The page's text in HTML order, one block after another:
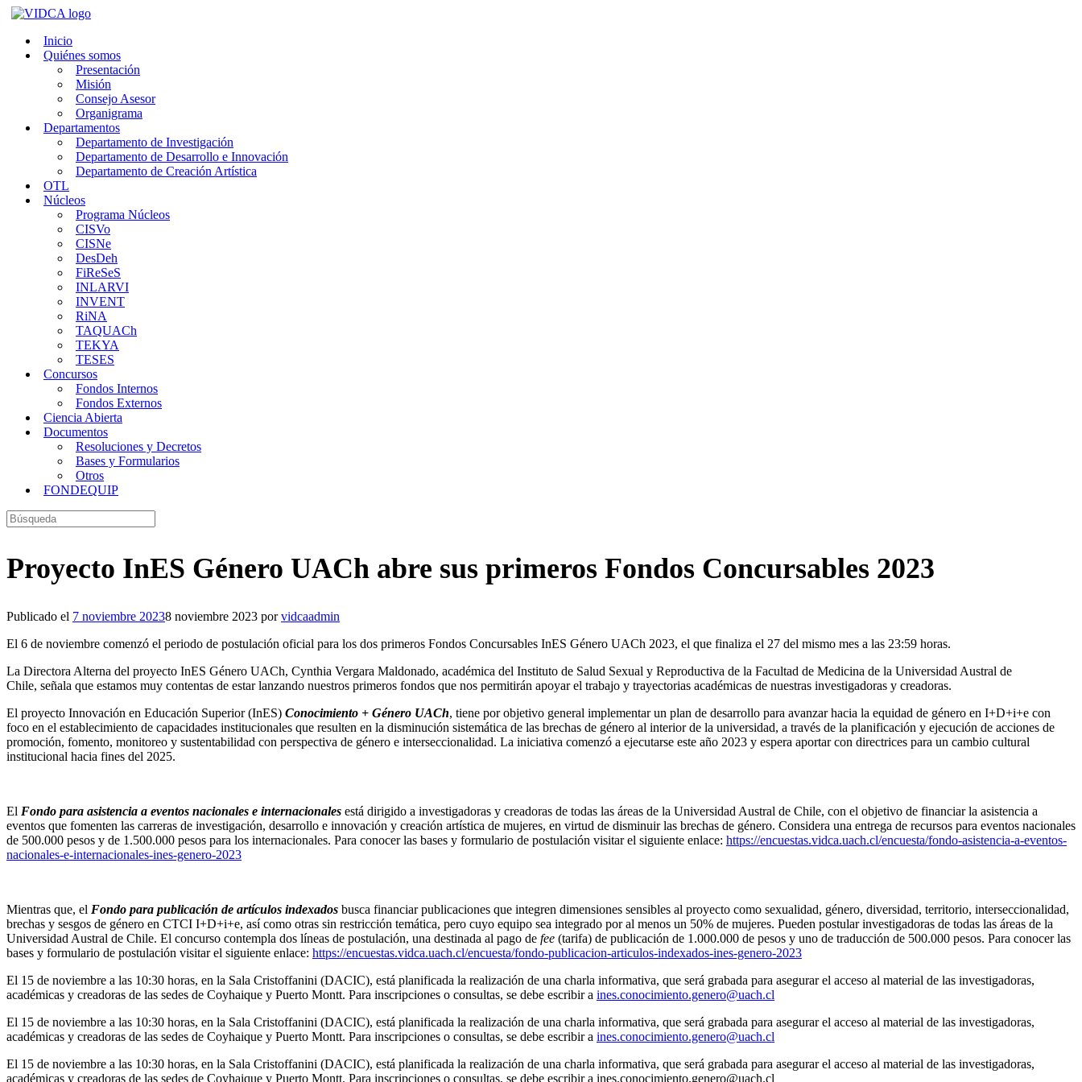
Saltar
contenidoInicio
Quiénes somos
Presentación
Misión
Consejo Asesor
Organigrama
Departamentos
Departamento de Investigación
Departamento de Desarrollo e Innovación
Departamento de Creación Artística
OTL
Núcleos
Programa Núcleos
CISVo
CISNe
DesDeh
FiReSeS
INLARVI
INVENT
RiNA
TAQUACh
TEKYA
TESES
Concursos
Fondos Internos
Fondos Externos
Ciencia Abierta
Documentos
Resoluciones y Decretos
Bases y Formularios
Otros
FONDEQUIP
Buscar:
Proyecto InES Género UACh abre sus primeros Fondos Concursables 2023
Publicado el 7 noviembre 20238 noviembre 2023 porvidcaadmin
El 6 de noviembre comenzó el periodo de postulación oficial para los dos primeros Fondos Concursables InES Género UACh 2023, el que finaliza el 27 del mismo mes a las 23:59 horas.
La Directora Alterna del proyecto InES Género UACh, Cynthia Vergara Maldonado, académica del Instituto de Salud Sexual y Reproductiva de la Facultad de Medicina de la Universidad Austral de
Chile, señala que estamos muy contentas de estar lanzando nuestros primeros fondos que nos permitirán apoyar el trabajo y trayectorias académicas de nuestras investigadoras y creadoras.
El proyecto Innovación en Educación Superior (InES) Conocimiento + Género UACh, tiene por objetivo general implementar un plan de desarrollo para avanzar hacia la equidad de género en I+D+i+e con
foco en el establecimiento de capacidades institucionales que resulten en la disminución sistemática de las brechas de género al interior de la universidad, a través de la planificación y ejecución de acciones de
promoción, fomento, monitoreo y sustentabilidad con perspectiva de género e interseccionalidad. La iniciativa comenzó a ejecutarse este año 2023 y espera aportar con directrices para un cambio cultural
institucional hacia fines del 2025.
El Fondo para asistencia a eventos nacionales e internacionales está dirigido a investigadoras y creadoras de todas las áreas de la Universidad Austral de Chile, con el objetivo de financiar la asistencia a
eventos que fomenten las carreras de investigación, desarrollo e innovación y creación artística de mujeres, en virtud de disminuir las brechas de género. Considera una entrega de recursos para eventos nacionales
de 500.000 pesos y de 1.500.000 pesos para los internacionales. Para conocer las bases y formulario de postulación visitar el siguiente enlace: https://encuestas.vidca.uach.cl/encuesta/fondo-asistencia-a-eventos-
nacionales-e-internacionales-ines-genero-2023
Mientras que, el Fondo para publicación de artículos indexados busca financiar publicaciones que integren dimensiones sensibles al proyecto como sexualidad, género, diversidad, territorio, interseccionalidad,
brechas y sesgos de género en CTCI I+D+i+e, así como otras sin restricción temática, pero cuyo equipo sea integrado por al menos un 50% de mujeres. Pueden postular investigadoras de todas las áreas de la
Universidad Austral de Chile. El concurso contempla dos líneas de postulación, una destinada al pago de fee (tarifa) de publicación de 1.000.000 de pesos y uno de traducción de 500.000 pesos. Para conocer las
bases y formulario de postulación visitar el siguiente enlace: https://encuestas.vidca.uach.cl/encuesta/fondo-publicacion-articulos-indexados-ines-genero-2023
El 15 de noviembre a las 10:30 horas, en la Sala Cristoffanini (DACIC), está planificada la realización de una charla informativa, que será grabada para asegurar el acceso al material de las investigadoras,
académicas y creadoras de las sedes de Coyhaique y Puerto Montt. Para inscripciones o consultas, se debe escribir a ines.conocimiento.genero@uach.cl
El 15 de noviembre a las 10:30 horas, en la Sala Cristoffanini (DACIC), está planificada la realización de una charla informativa, que será grabada para asegurar el acceso al material de las investigadoras,
académicas y creadoras de las sedes de Coyhaique y Puerto Montt. Para inscripciones o consultas, se debe escribir a ines.conocimiento.genero@uach.cl
El 15 de noviembre a las 10:30 horas, en la Sala Cristoffanini (DACIC), está planificada la realización de una charla informativa, que será grabada para asegurar el acceso al material de las investigadoras,
académicas y creadoras de las sedes de Coyhaique y Puerto Montt. Para inscripciones o consultas, se debe escribir a ines.conocimiento.genero@uach.cl